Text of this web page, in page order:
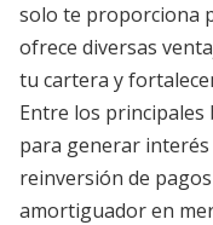
solo te proporciona
ofrece diversas
tu cartera y
Entre los principales
para generar
reinversión de
amortiguador en